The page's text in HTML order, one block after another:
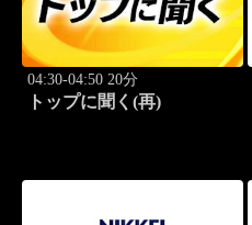
04:30-04:50 20分
トップに聞く(再)